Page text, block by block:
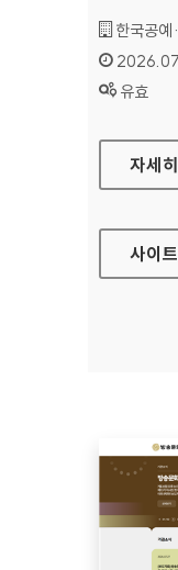
기관명 :
한국공예
인증기간 :
상태 :
유효
공예
자세
사이트